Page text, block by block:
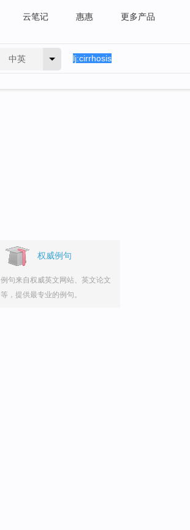
云笔记 惠惠 更多产品
中英
权威例句
例句来自权威英文网站、英文论文
等，提供最专业的例句。